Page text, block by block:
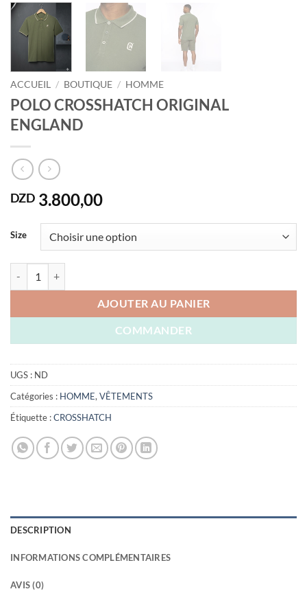
ACCUEIL / BOUTIQUE / HOMME
POLO CROSSHATCH ORIGINAL
ENGLAND
DZD 3.800,00
Size
AJOUTER AU PANIER
COMMANDER
UGS : ND
Catégories : HOMME, VÊTEMENTS
Étiquette :CROSSHATCH
DESCRIPTION
INFORMATIONS COMPLÉMENTAIRES
AVIS (0)